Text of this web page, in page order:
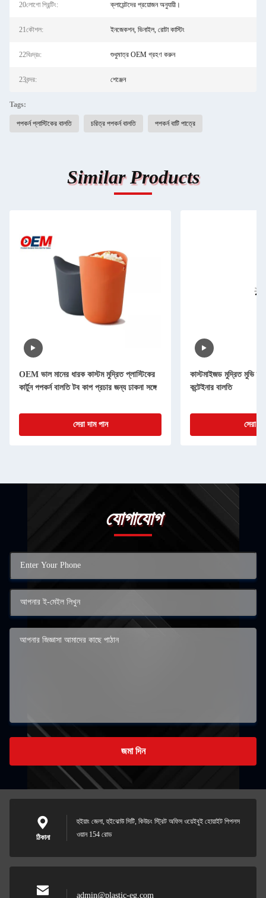
20লোগো প্রিন্টিং: ক্লায়েন্টদের প্রয়োজন অনুযায়ী।
21কৌশল: ইনজেকশন, ভিনাইল, রোটা কাস্টিং
22বিঃদ্রঃ: শুধুমাত্র OEM গ্রহণ করুন
23বন্দর: শেঞ্জেন
Tags:
পপকর্ন প্লাস্টিকের বালতি চরিত্র পপকর্ন বালতি পপকর্ন বাটি পাত্রে
Similar Products
OEM ভাল মানের ধারক কাস্টম মুদ্রিত প্লাস্টিকের
কার্টুন পপকর্ন বালতি টব কাপ প্রচার জন্য ঢাকনা সঙ্গে
সেরা দাম পান
কাস্টমাইজড মুদ্রিত মুভি
কন্টেইনার বালতি
সেরা
যোগাযোগ
জমা দিন
ঠিকানা
হুইয়াং জেলা, হুইঝোউ সিটি, কিউচং স্ট্রিট অফিস ওয়েইবুই হোয়াইট পিপলস
ওয়ান 154 রোড
admin@plastic-eg.com